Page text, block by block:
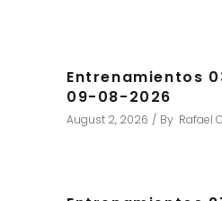
Entrenamientos
09-08-2026
August 2, 2026 By Rafael